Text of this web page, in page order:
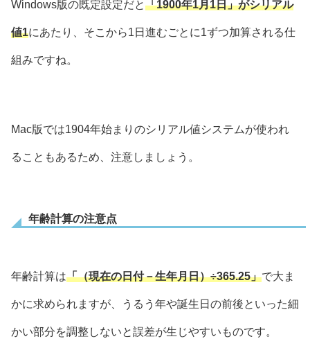
Windows版の既定設定だと「1900年1月1日」がシリアル
値1にあたり、そこから1日進むごとに1ずつ加算される仕
組みですね。
Mac版では1904年始まりのシリアル値システムが使われ
ることもあるため、注意しましょう。
年齢計算の注意点
年齢計算は「（現在の日付－生年月日）÷365.25」で大ま
かに求められますが、うるう年や誕生日の前後といった細
かい部分を調整しないと誤差が生じやすいものです。